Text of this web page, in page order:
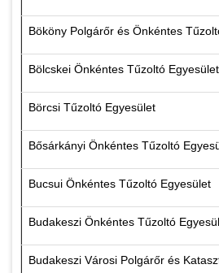
Bököny Polgárőr és Önkéntes
Bölcskei Önkéntes Tűzoltó Egyesület
Börcsi Tűzoltó Egyesület
Bősárkányi Önkéntes Tűzoltó
Bucsui Önkéntes Tűzoltó Egyesület
Budakeszi Önkéntes Tűzoltó
Budakeszi Városi Polgárőr és